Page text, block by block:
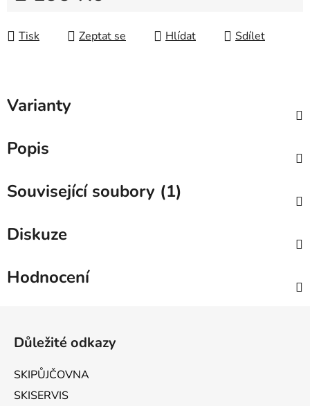
Tisk
Zeptat se Hlídat Sdílet
Varianty
Popis
Související soubory (1)
Diskuze
Hodnocení
Důležité odkazy
SKIPŮJČOVNA
SKISERVIS